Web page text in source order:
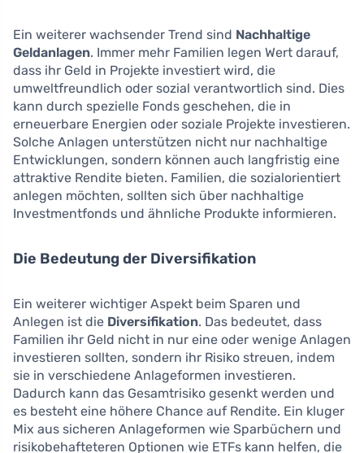
Ein weiterer wachsender Trend sind Nachhaltige
Geldanlagen. Immer mehr Familien legen Wert darauf,
dass ihr Geld in Projekte investiert wird, die
umweltfreundlich oder sozial verantwortlich sind. Dies
kann durch spezielle Fonds geschehen, die in
erneuerbare Energien oder soziale Projekte investieren.
Solche Anlagen unterstützen nicht nur nachhaltige
Entwicklungen, sondern können auch langfristig eine
attraktive Rendite bieten. Familien, die sozialorientiert
anlegen möchten, sollten sich über nachhaltige
Investmentfonds und ähnliche Produkte informieren.
Die Bedeutung der Diversifikation
Ein weiterer wichtiger Aspekt beim Sparen und
Anlegen ist die Diversifikation. Das bedeutet, dass
Familien ihr Geld nicht in nur eine oder wenige Anlagen
investieren sollten, sondern ihr Risiko streuen, indem
sie in verschiedene Anlageformen investieren.
Dadurch kann das Gesamtrisiko gesenkt werden und
es besteht eine höhere Chance auf Rendite. Ein kluger
Mix aus sicheren Anlageformen wie Sparbüchern und
risikobehafteteren Optionen wie ETFs kann helfen, die